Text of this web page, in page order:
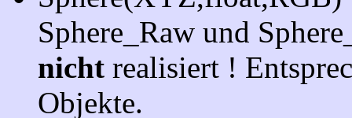
Sphere_Raw und
nicht realisiert !
Objekte.